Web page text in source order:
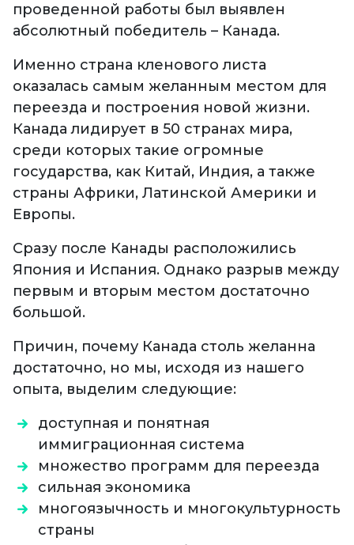
проведенной работы был выявлен
абсолютный победитель – Канада.
Именно страна кленового листа
оказалась самым желанным местом для
переезда и построения новой жизни.
Канада лидирует в 50 странах мира,
среди которых такие огромные
государства, как Китай, Индия, а также
страны Африки, Латинской Америки и
Европы.
Сразу после Канады расположились
Япония и Испания. Однако разрыв между
первым и вторым местом достаточно
большой.
Причин, почему Канада столь желанна
достаточно, но мы, исходя из нашего
опыта, выделим следующие:
доступная и понятная
иммиграционная система
множество программ для переезда
сильная экономика
многоязычность и многокультурность
страны